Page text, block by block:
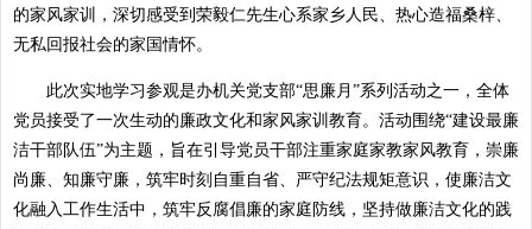
的家风家训，深切感受到荣毅仁先生心系家乡人民、热心造福桑梓、
无私回报社会的家国情怀。
此次实地学习参观是办机关党支部“思廉月”系列活动之一，全体
党员接受了一次生动的廉政文化和家风家训教育。活动围绕“建设最廉
洁干部队伍”为主题，旨在引导党员干部注重家庭家教家风教育，崇廉
尚廉、知廉守廉，筑牢时刻自重自省、严守纪法规矩意识，使廉洁文
化融入工作生活中，筑牢反腐倡廉的家庭防线，坚持做廉洁文化的践